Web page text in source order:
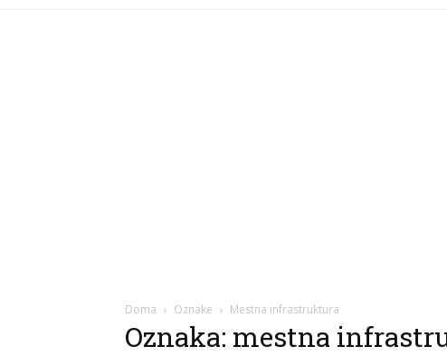
Doma Oznake Mestna infrastruktura
Oznaka: mestna